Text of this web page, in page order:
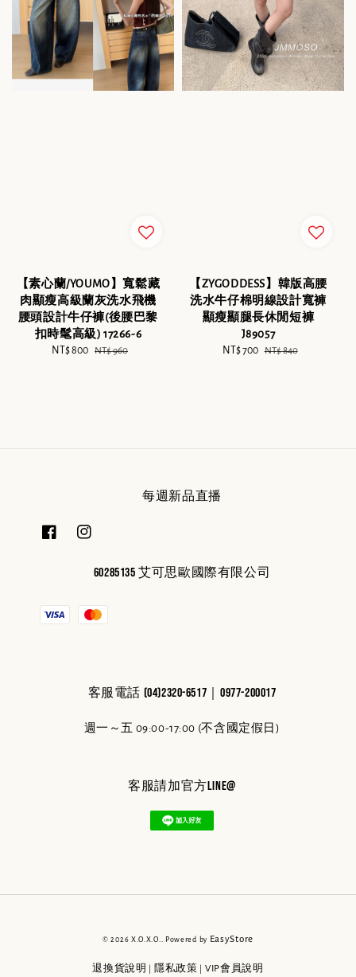
【素心蘭/YOUMO】寬鬆藏
肉顯瘦高級蘭灰洗水飛機
腰頭設計牛仔褲(後腰巴黎
扣時髦高級) 17266-6
Sale
NT$ 800 Regular
NT$ 960
【ZYGODDESS】韓版高腰
洗水牛仔棉明線設計寬褲
顯瘦顯腿長休閒短褲
J89057
Sale
NT$ 700 Regular
NT$ 840
每週新品直播
60285135 艾可思歐國際有限公司
客服電話 (04)2320-6517｜0977-200017
週一～五 09:00-17:00 (不含國定假日)
客服請加官方line@
© 2026 X.O.X.O.. Powered by EasyStore
退換貨說明 隱私政策 VIP會員說明